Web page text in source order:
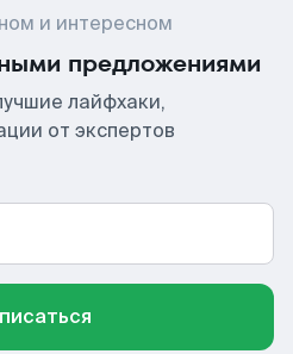
и интересном
предложениями
лайфхаки,
от экспертов